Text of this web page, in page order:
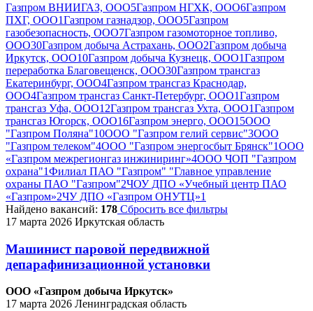
Газпром ВНИИГАЗ, ООО5Газпром НГХК, ООО6Газпром
ПХГ, ООО1Газпром газнадзор, ООО5Газпром
газобезопасность, ООО7Газпром газомоторное топливо,
ООО30Газпром добыча Астрахань, ООО2Газпром добыча
Иркутск, ООО10Газпром добыча Кузнецк, ООО1Газпром
переработка Благовещенск, ООО30Газпром трансгаз
Екатеринбург, ООО4Газпром трансгаз Краснодар,
ООО4Газпром трансгаз Санкт-Петербург, ООО1Газпром
трансгаз Уфа, ООО12Газпром трансгаз Ухта, ООО1Газпром
трансгаз Югорск, ООО16Газпром энерго, ООО15ООО
"Газпром Поляна"10ООО "Газпром гелий сервис"3ООО
"Газпром телеком"4ООО "Газпром энергосбыт Брянск"1ООО
«Газпром межрегионгаз инжиниринг»4ООО ЧОП "Газпром
охрана"1Филиал ПАО "Газпром" "Главное управление
охраны ПАО "Газпром"2ЧОУ ДПО «Учебный центр ПАО
«Газпром»2ЧУ ДПО «Газпром ОНУТЦ»1
Найдено вакансий: 178 Сбросить все фильтры
17 марта 2026 Иркутская область
Машинист паровой передвижной
депарафинизационной установки
ООО «Газпром добыча Иркутск»
17 марта 2026 Ленинградская область